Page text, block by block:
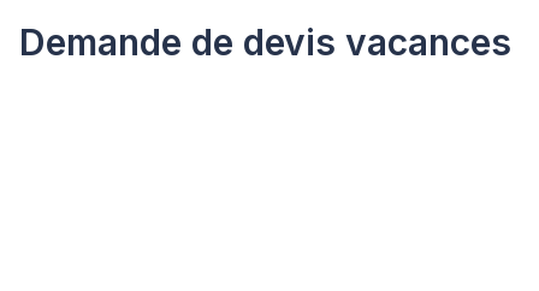
Demande de devis vacances